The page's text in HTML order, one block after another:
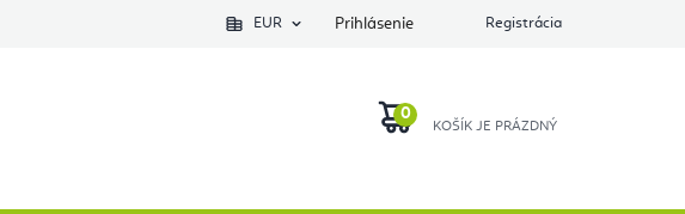
EUR Prihlásenie Registrácia